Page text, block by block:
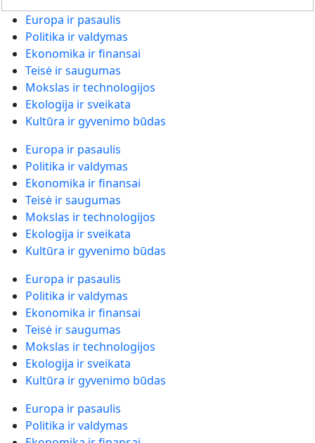
Europa ir pasaulis
Politika ir valdymas
Ekonomika ir finansai
Teisė ir saugumas
Mokslas ir technologijos
Ekologija ir sveikata
Kultūra ir gyvenimo būdas
Europa ir pasaulis
Politika ir valdymas
Ekonomika ir finansai
Teisė ir saugumas
Mokslas ir technologijos
Ekologija ir sveikata
Kultūra ir gyvenimo būdas
Europa ir pasaulis
Politika ir valdymas
Ekonomika ir finansai
Teisė ir saugumas
Mokslas ir technologijos
Ekologija ir sveikata
Kultūra ir gyvenimo būdas
Europa ir pasaulis
Politika ir valdymas